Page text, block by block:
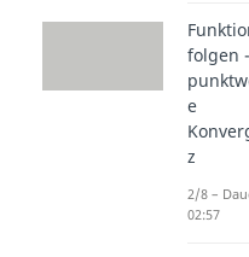
Wir
folgen -
e
z
2/8 –
02:57